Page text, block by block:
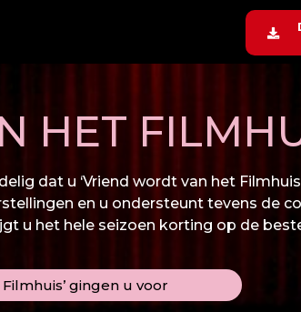
HET
dat u ‘Vriend wordt van het Filmhuis
en u ondersteunt tevens de
u het hele seizoen korting op de
gingen u voor